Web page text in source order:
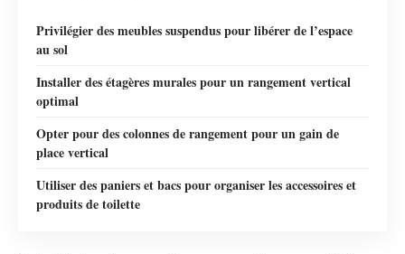
Privilégier des meubles suspendus pour libérer de l’espace
au sol
Installer des étagères murales pour un rangement vertical
optimal
Opter pour des colonnes de rangement pour un gain de
place vertical
Utiliser des paniers et bacs pour organiser les accessoires et
produits de toilette